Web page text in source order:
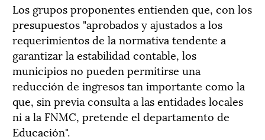
Los grupos proponentes entienden que, con los
presupuestos "aprobados y ajustados a los
requerimientos de la normativa tendente a
garantizar la estabilidad contable, los
municipios no pueden permitirse una
reducción de ingresos tan importante como la
que, sin previa consulta a las entidades locales
ni a la FNMC, pretende el departamento de
Educación".